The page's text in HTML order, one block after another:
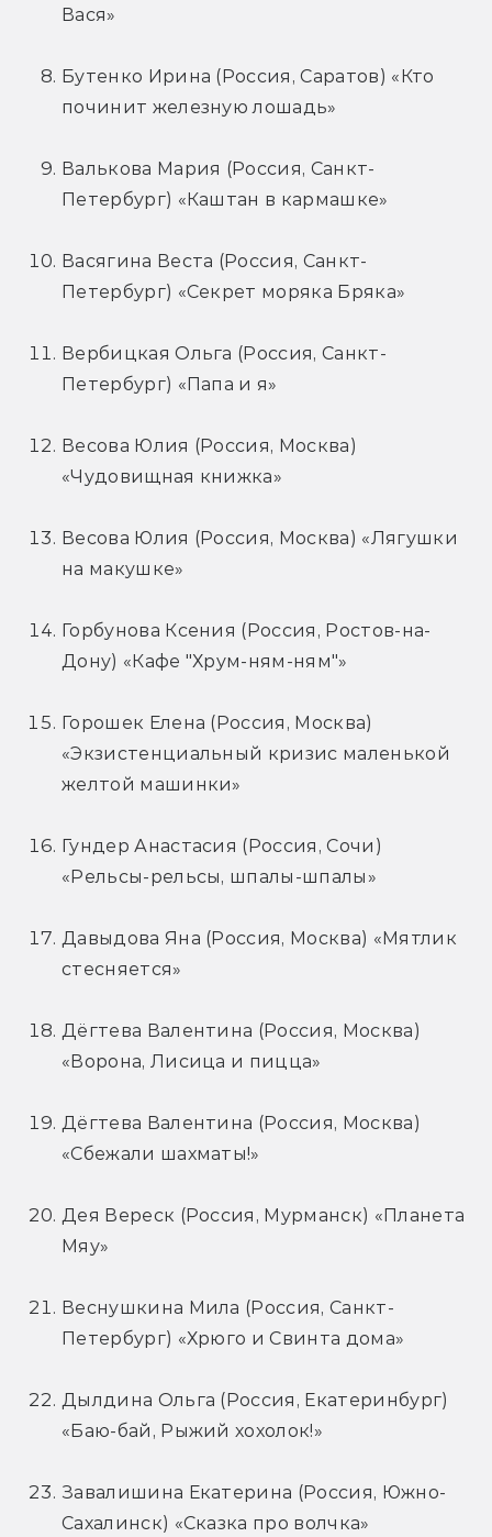
Вася»
Бутенко Ирина (Россия, Саратов) «Кто
починит железную лошадь»
Валькова Мария (Россия, Санкт-
Петербург) «Каштан в кармашке»
Васягина Веста (Россия, Санкт-
Петербург) «Секрет моряка Бряка»
Вербицкая Ольга (Россия, Санкт-
Петербург) «Папа и я»
Весова Юлия (Россия, Москва)
«Чудовищная книжка»
Весова Юлия (Россия, Москва) «Лягушки
на макушке»
Горбунова Ксения (Россия, Ростов-на-
Дону) «Кафе "Хрум-ням-ням"»
Горошек Елена (Россия, Москва)
«Экзистенциальный кризис маленькой
желтой машинки»
Гундер Анастасия (Россия, Сочи)
«Рельсы-рельсы, шпалы-шпалы»
Давыдова Яна (Россия, Москва) «Мятлик
стесняется»
Дёгтева Валентина (Россия, Москва)
«Ворона, Лисица и пицца»
Дёгтева Валентина (Россия, Москва)
«Сбежали шахматы!»
Дея Вереск (Россия, Мурманск) «Планета
Мяу»
Веснушкина Мила (Россия, Санкт-
Петербург) «Хрюго и Свинта дома»
Дылдина Ольга (Россия, Екатеринбург)
«Баю-бай, Рыжий хохолок!»
Завалишина Екатерина (Россия, Южно-
Сахалинск) «Сказка про волчка»